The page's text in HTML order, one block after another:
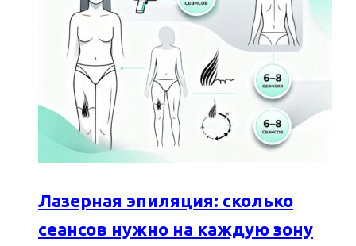
Лазерная эпиляция: сколько
сеансов нужно на каждую зону